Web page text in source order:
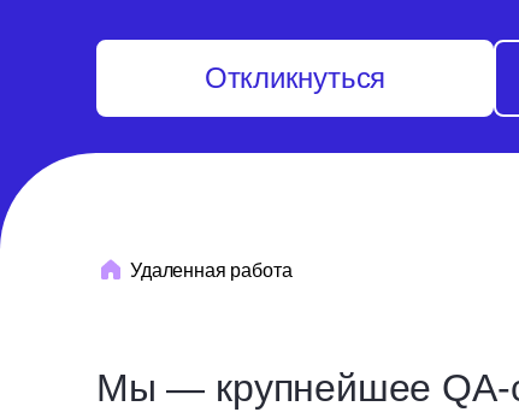
Откликнуться
Удаленная работа
Мы — крупнейшее QA-